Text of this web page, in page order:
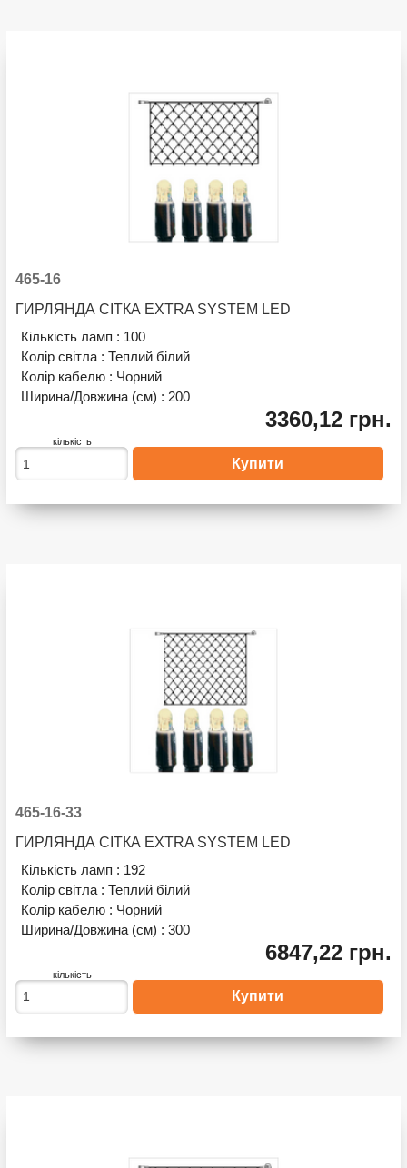
465-16
ГИРЛЯНДА СІТКА EXTRA SYSTEM LED
Кількість ламп : 100
Колір світла :Теплий білий
Колір кабелю : Чорний
Ширина/Довжина (см) : 200
3360,12 грн.
кількість
465-16-33
ГИРЛЯНДА СІТКА EXTRA SYSTEM LED
Кількість ламп : 192
Колір світла :Теплий білий
Колір кабелю : Чорний
Ширина/Довжина (см) :300
6847,22 грн.
кількість